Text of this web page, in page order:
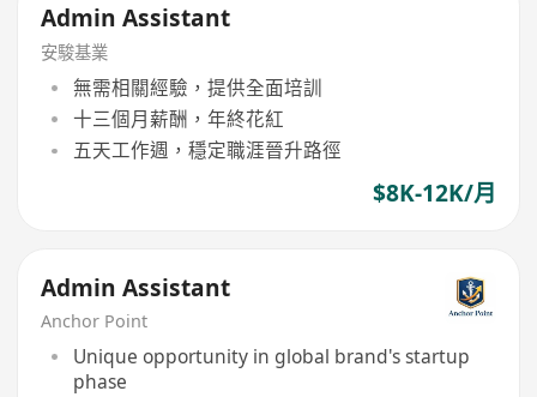
Admin Assistant
安駿基業
無需相關經驗，提供全面培訓
十三個月薪酬，年終花紅
五天工作週，穩定職涯晉升路徑
$8K-12K/月
Admin Assistant
Anchor Point
Unique opportunity in global brand's startup
phase